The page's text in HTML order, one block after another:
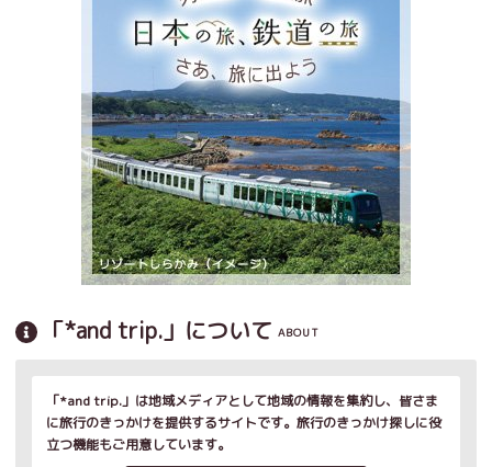
「*and trip.」について ABOUT
「*and trip.」は地域メディアとして地域の情報を集約し、皆さま
に旅行のきっかけを提供するサイトです。旅行のきっかけ探しに役
立つ機能もご用意しています。